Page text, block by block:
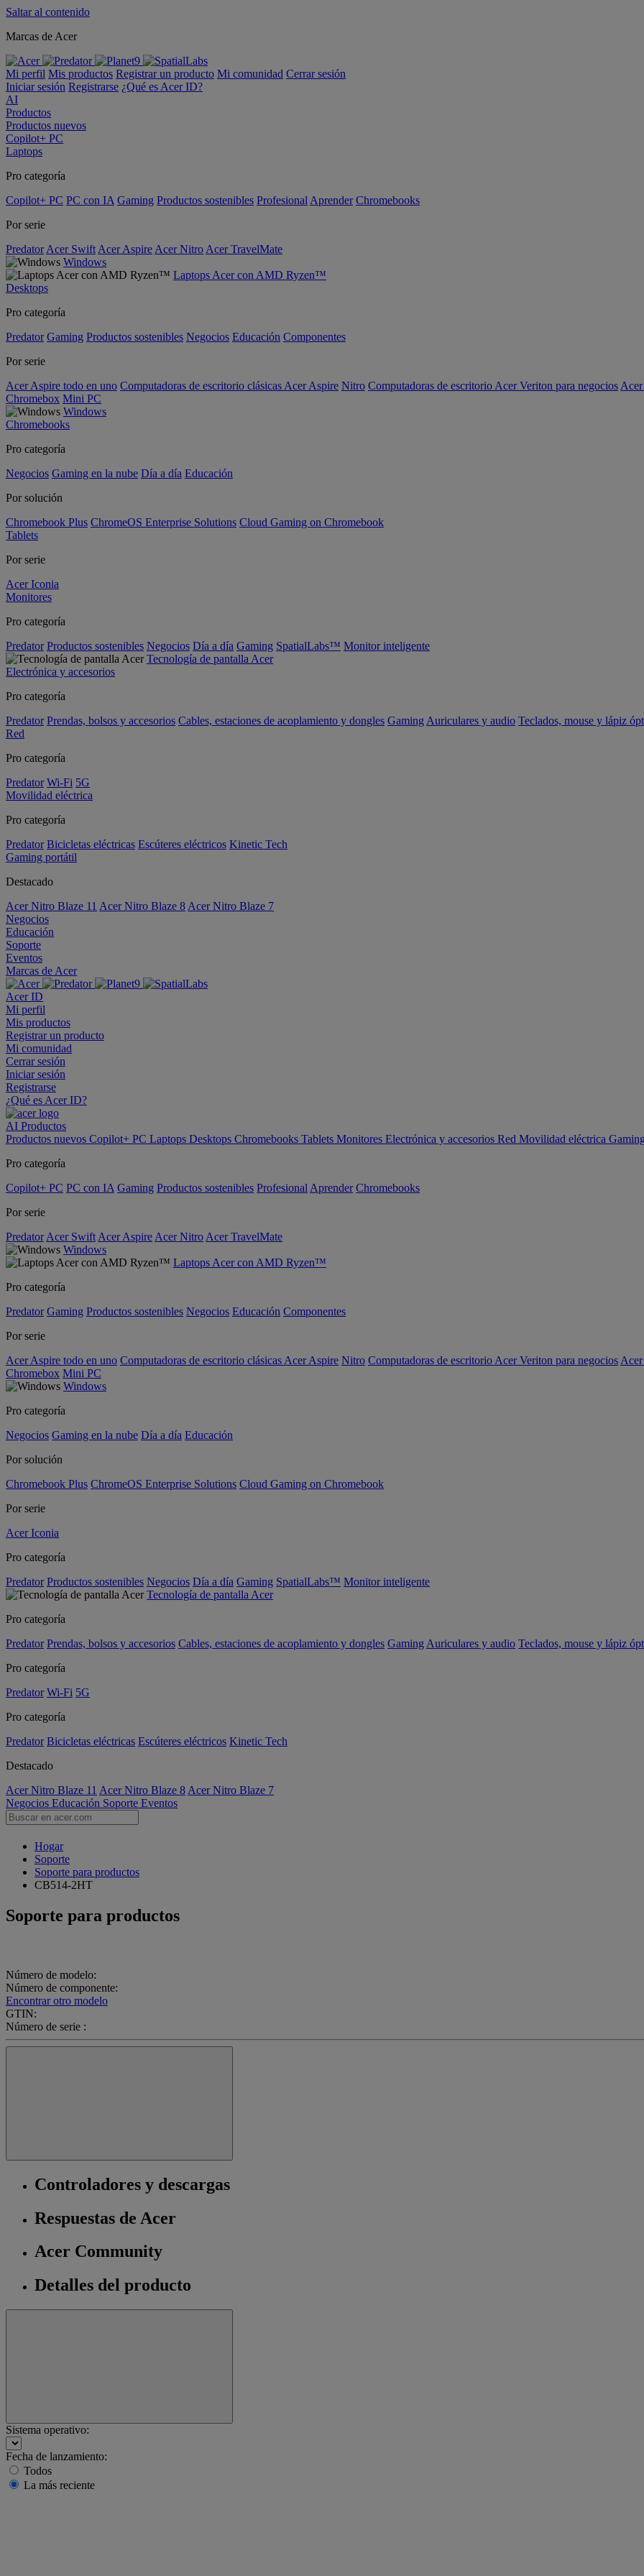
Saltar al contenido
Marcas de Acer
Mi perfil Mis productos Registrar un producto Mi comunidad Cerrar sesión
Iniciar sesión Registrarse ¿Qué es Acer ID?
AI
Productos
Productos nuevos
Copilot+ PC
Laptops
Pro categoría
Copilot+ PC PC con IA Gaming Productos sostenibles Profesional Aprender Chromebooks
Por serie
Predator Acer Swift Acer Aspire Acer Nitro Acer TravelMate
Windows
Laptops Acer con AMD Ryzen™
Desktops
Pro categoría
Predator Gaming Productos sostenibles Negocios Educación Componentes
Por serie
Acer Aspire todo en uno Computadoras de escritorio clásicas Acer Aspire Nitro Computadoras de escritorio Acer Veriton para negocios
Chromebox Mini PC
Windows
Chromebooks
Pro categoría
Negocios Gaming en la nube Día a día Educación
Por solución
Chromebook Plus ChromeOS Enterprise Solutions Cloud Gaming on Chromebook
Tablets
Por serie
Acer Iconia
Monitores
Pro categoría
Predator Productos sostenibles Negocios Día a día Gaming SpatialLabs™ Monitor inteligente
Tecnología de pantalla Acer
Electrónica y accesorios
Pro categoría
Predator Prendas, bolsos y accesorios Cables, estaciones de acoplamiento y dongles Gaming Auriculares y audio Teclados, mouse y lápiz
Red
Pro categoría
Predator Wi-Fi 5G
Movilidad eléctrica
Pro categoría
Predator Bicicletas eléctricas Escúteres eléctricos Kinetic Tech
Gaming portátil
Destacado
Acer Nitro Blaze 11 Acer Nitro Blaze 8 Acer Nitro Blaze 7
Negocios
Educación
Soporte
Eventos
Marcas de Acer
Acer ID
Mi perfil
Mis productos
Registrar un producto
Mi comunidad
Cerrar sesión
Iniciar sesión
Registrarse
¿Qué es Acer ID?
AI Productos
Productos nuevos Copilot+ PC Laptops Desktops Chromebooks Tablets Monitores Electrónica y accesorios Red Movilidad eléctrica
Pro categoría
Copilot+ PC PC con IA Gaming Productos sostenibles Profesional Aprender Chromebooks
Por serie
Predator Acer Swift Acer Aspire Acer Nitro Acer TravelMate
Windows
Laptops Acer con AMD Ryzen™
Pro categoría
Predator Gaming Productos sostenibles Negocios Educación Componentes
Por serie
Acer Aspire todo en uno Computadoras de escritorio clásicas Acer Aspire Nitro Computadoras de escritorio Acer Veriton para negocios
Chromebox Mini PC
Windows
Pro categoría
Negocios Gaming en la nube Día a día Educación
Por solución
Chromebook Plus ChromeOS Enterprise Solutions Cloud Gaming on Chromebook
Por serie
Acer Iconia
Pro categoría
Predator Productos sostenibles Negocios Día a día Gaming SpatialLabs™ Monitor inteligente
Tecnología de pantalla Acer
Pro categoría
Predator Prendas, bolsos y accesorios Cables, estaciones de acoplamiento y dongles Gaming Auriculares y audio Teclados, mouse y lápiz
Pro categoría
Predator Wi-Fi 5G
Pro categoría
Predator Bicicletas eléctricas Escúteres eléctricos Kinetic Tech
Destacado
Acer Nitro Blaze 11 Acer Nitro Blaze 8 Acer Nitro Blaze 7
Negocios Educación Soporte Eventos
Hogar
Soporte
Soporte para productos
CB514-2HT
Soporte para productos
Número de modelo:
Número de componente:
Encontrar otro modelo
GTIN:
Número de serie :
Controladores y descargas
Respuestas de Acer
Acer Community
Detalles del producto
Sistema operativo:
Fecha de lanzamiento:
Todos
La más reciente